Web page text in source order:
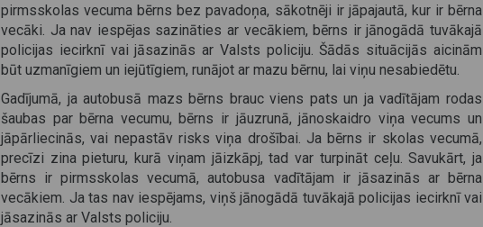
pirmsskolas vecuma bērns bez pavadoņa, sākotnēji ir jāpajautā, kur ir bērna
vecāki. Ja nav iespējas sazināties ar vecākiem, bērns ir jānogādā tuvākajā
policijas iecirknī vai jāsazinās ar Valsts policiju. Šādās situācijās aicinām
būt uzmanīgiem un iejūtīgiem, runājot ar mazu bērnu, lai viņu nesabiedētu.
Gadījumā, ja autobusā mazs bērns brauc viens pats un ja vadītājam rodas
šaubas par bērna vecumu, bērns ir jāuzrunā, jānoskaidro viņa vecums un
jāpārliecinās, vai nepastāv risks viņa drošībai. Ja bērns ir skolas vecumā,
precīzi zina pieturu, kurā viņam jāizkāpj, tad var turpināt ceļu. Savukārt, ja
bērns ir pirmsskolas vecumā, autobusa vadītājam ir jāsazinās ar bērna
vecākiem. Ja tas nav iespējams, viņš jānogādā tuvākajā policijas iecirknī vai
jāsazinās ar Valsts policiju.